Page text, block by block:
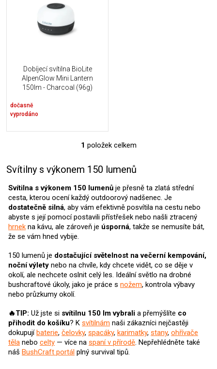
Dobíjecí svítilna BioLite
AlpenGlow Mini Lantern
150lm - Charcoal (96g)
dočasně
vyprodáno
O
l
d
a
c
í
p
r
k
y
v
ý
p
u
1 položek celkem
Svítilny s výkonem 150 lumenů
Svítilna s výkonem 150 lumenů je přesně ta zlatá střední
cesta, kterou ocení každý outdoorový nadšenec. Je
dostatečně silná, aby vám efektivně posvítila na cestu nebo
abyste s její pomocí postavili přístřešek nebo našli ztracený
hrnek na kávu, ale zároveň je úsporná, takže se nemusíte bát,
že se vám hned vybije.
150 lumenů je dostačující světelnost na večerní kempování,
noční výlety nebo na chvíle, kdy chcete vidět, co se děje v
okolí, ale nechcete oslnit celý les. Ideální světlo na drobné
bushcraftové úkoly, jako je práce s nožem, kontrola výbavy
nebo průzkumy okolí.
🔥TIP: Už jste si svítilnu 150 lmvybrali a přemýšlíte co
přihodit do košíku? K svítilnám naši zákazníci nejčastěji
dokupujíbaterie, čelovky, spacáky, karimatky, stany, ohřívače
těla nebo celty — více na spaní v přírodě. Nepřehlédněte také
náš BushCraft portál plný survival tipů.